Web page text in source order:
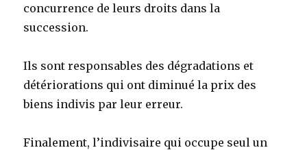
concurrence de leurs droits dans la
succession.
Ils sont responsables des dégradations et
détériorations qui ont diminué la prix des
biens indivis par leur erreur.
Finalement, l’indivisaire qui occupe seul un